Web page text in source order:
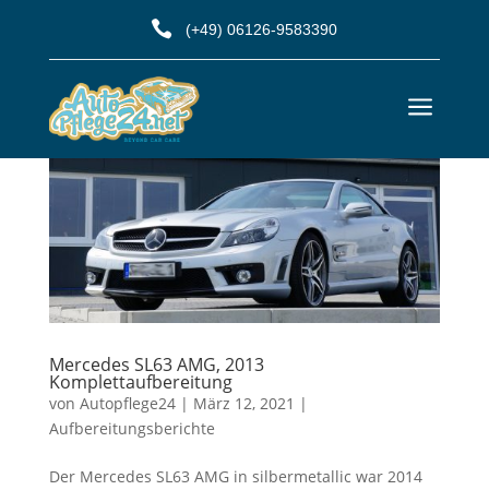
 (+49) 06126-9583390
a
Mercedes SL63 AMG, 2013
Komplettaufbereitung
von Autopflege24| März 12, 2021 |
Aufbereitungsberichte
Der Mercedes SL63 AMG in silbermetallic war 2014